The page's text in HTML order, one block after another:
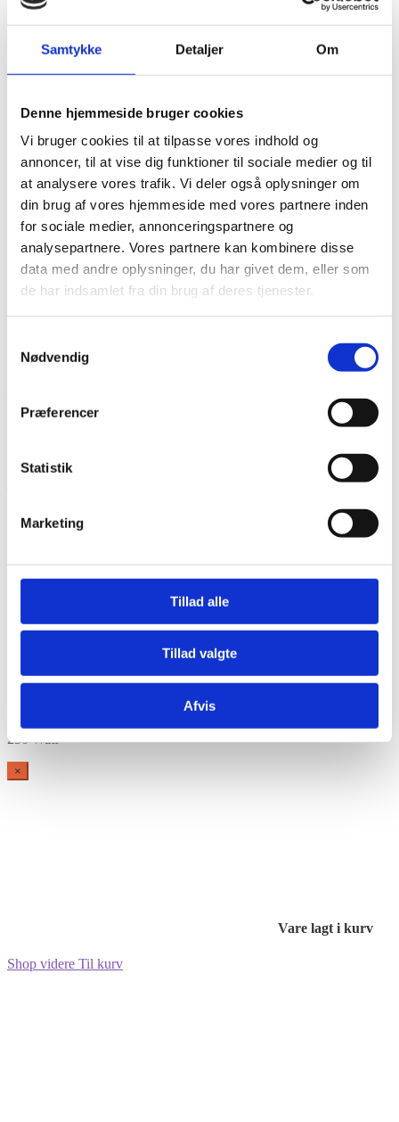
Samtykke Detaljer Om
Denne hjemmeside bruger cookies
Vi bruger cookies til at tilpasse vores indhold og
annoncer, til at vise dig funktioner til sociale medier og til
at analysere vores trafik. Vi deler også oplysninger om
din brug af vores hjemmeside med vores partnere inden
for sociale medier, annonceringspartnere og
analysepartnere. Vores partnere kan kombinere disse
data med andre oplysninger, du har givet dem, eller som
de har indsamlet fra din brug af deres tjenester.
Nødvendig
Præferencer
Statistik
Marketing
Tillad alle
Tillad valgte
Afvis
Kabinetttet er fremstillet i MDF med en slidstærk sandstruktur-lak,
som beskytter højttaleren mod stød og ridser under transport og
brug. De integrerede sidehåndtag gør det nemt at flytte monitoren
mellem scene, øvelokale og transport.
monitor, men kan også monteres på højttalerstativ eller afstandsstang
via det indbyggede M20-gevind i bunden. Derudover findes
flyvepunkter til installation.
Specifikationer
Type: aktiv scenemonitor
Forstærker: Class D
Effekt: 250 W RMS
Højttalere
Diskant: 1″ driver med PEN-membran
Intern impedans: 4 ohm
Indgang: XLR / jack combo (mic / line)
Kontroller: EQ-justering, master volume, mic/line
Materiale: MDF
Finish: sandstruktur-lak
Montering: gulvmonitor, M20 stativgevind, flyvepunkter
250 Watt
×
Vare lagt i kurv
Shop videre Til kurv